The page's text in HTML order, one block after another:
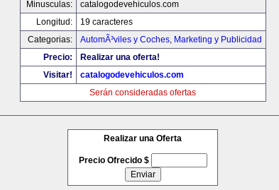
Minusculas:
catalogodevehiculos.com
Longitud:
19 caracteres
Categorias:
AutomÃ³viles y Coches, Marketing y Publicidad
Precio:
Realizar una oferta!
Visitar!
catalogodevehiculos.com
Serán consideradas ofertas
Realizar una Oferta
Precio Ofrecido $